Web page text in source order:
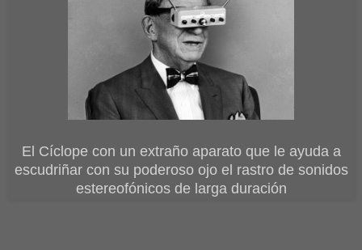
El Cíclope con un extraño aparato que le ayuda a
escudriñar con su poderoso ojo el rastro de sonidos
estereofónicos de larga duración